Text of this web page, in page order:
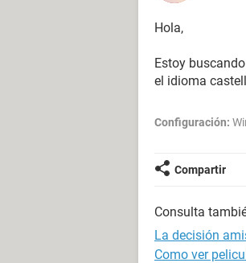
Hola,
Estoy
el idioma
Configuración:
Compartir
Consulta
La decisión
Como ver